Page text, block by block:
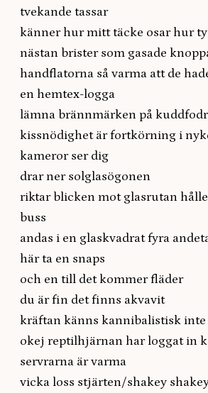
tvekande tassar
känner hur mitt täcke osar hur
nästan brister som gasade
handflatorna så varma att de
en hemtex-logga
lämna brännmärken på
kissnödighet är fortkörning i
kameror ser dig
drar ner solglasögonen
riktar blicken mot glasrutan
buss
andas i en glaskvadrat fyra
här ta en snaps
och en till det kommer fläder
du är fin det finns akvavit
kräftan känns kannibalistisk
okej reptilhjärnan har loggat in
servrarna är varma
vicka loss stjärten/shakey